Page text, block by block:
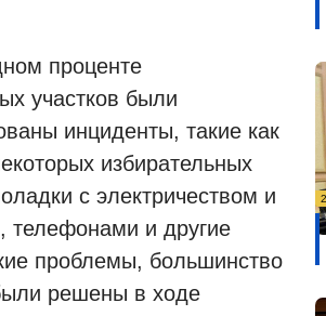
проценте
участков были
инциденты, такие как
избирательных
с электричеством и
телефонами и другие
проблемы, большинство
решены в ходе